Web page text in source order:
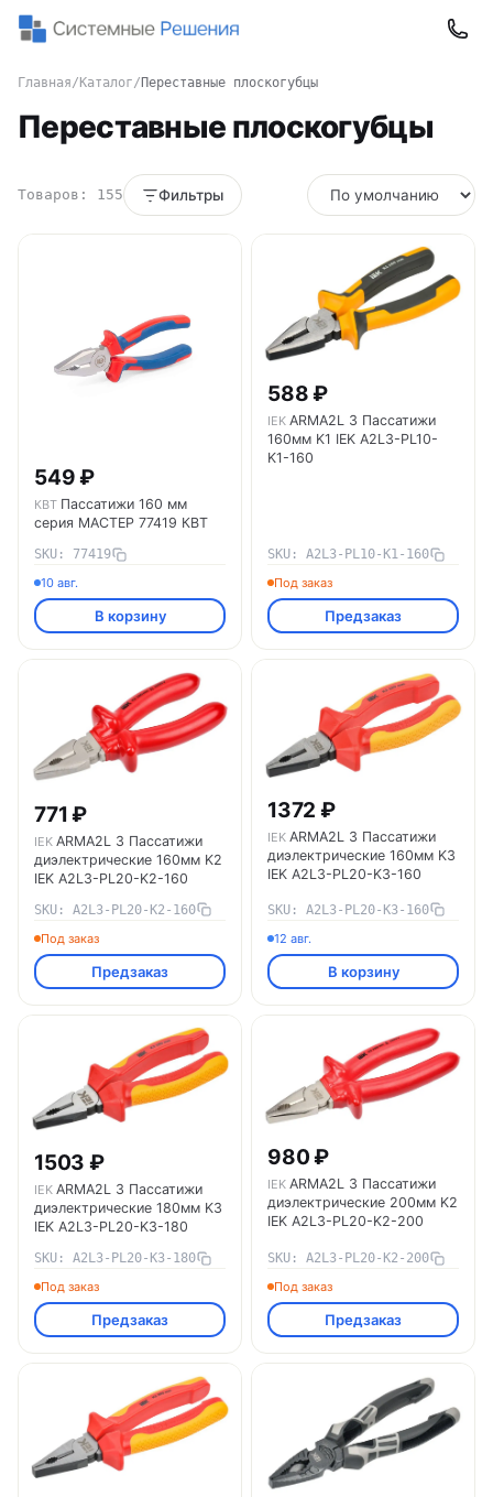
Главная/ Каталог/ Переставные плоскогубцы
Переставные плоскогубцы
Товаров: 155 Фильтры
549 ₽
КВТ Пассатижи 160 мм
серия МАСТЕР 77419 КВТ
SKU: 77419
10 авг.
В корзину
588 ₽
IEK ARMA2L 3 Пассатижи
160мм K1 IEK A2L3-PL10-
K1-160
SKU: A2L3-PL10-K1-160
Под заказ
Предзаказ
771 ₽
IEK ARMA2L 3 Пассатижи
диэлектрические 160мм K2
IEK A2L3-PL20-K2-160
SKU: A2L3-PL20-K2-160
Под заказ
Предзаказ
1372 ₽
IEK ARMA2L 3 Пассатижи
диэлектрические 160мм K3
IEK A2L3-PL20-K3-160
SKU: A2L3-PL20-K3-160
12 авг.
В корзину
1503 ₽
IEK ARMA2L 3 Пассатижи
диэлектрические 180мм K3
IEK A2L3-PL20-K3-180
SKU: A2L3-PL20-K3-180
Под заказ
Предзаказ
980 ₽
IEK ARMA2L 3 Пассатижи
диэлектрические 200мм K2
IEK A2L3-PL20-K2-200
SKU: A2L3-PL20-K2-200
Под заказ
Предзаказ